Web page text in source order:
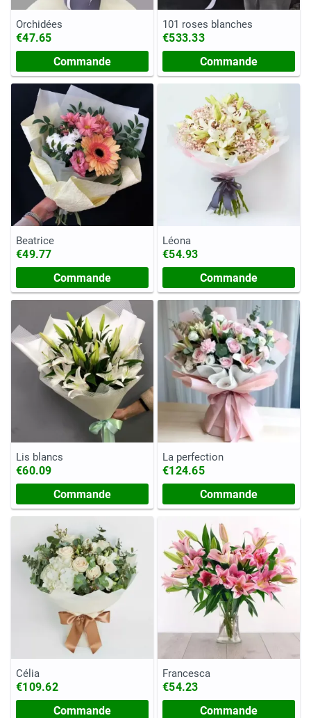
Orchidées
€47.65
Commande
101 roses blanches
€533.33
Commande
Beatrice
€49.77
Commande
Léona
€54.93
Commande
Lis blancs
€60.09
Commande
La perfection
€124.65
Commande
Célia
€109.62
Commande
Francesca
€54.23
Commande